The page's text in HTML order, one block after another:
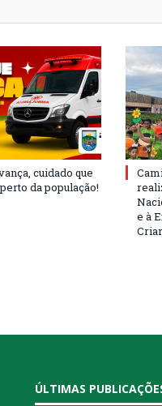
cuidado que
da população!
e à
ÚLTIMAS